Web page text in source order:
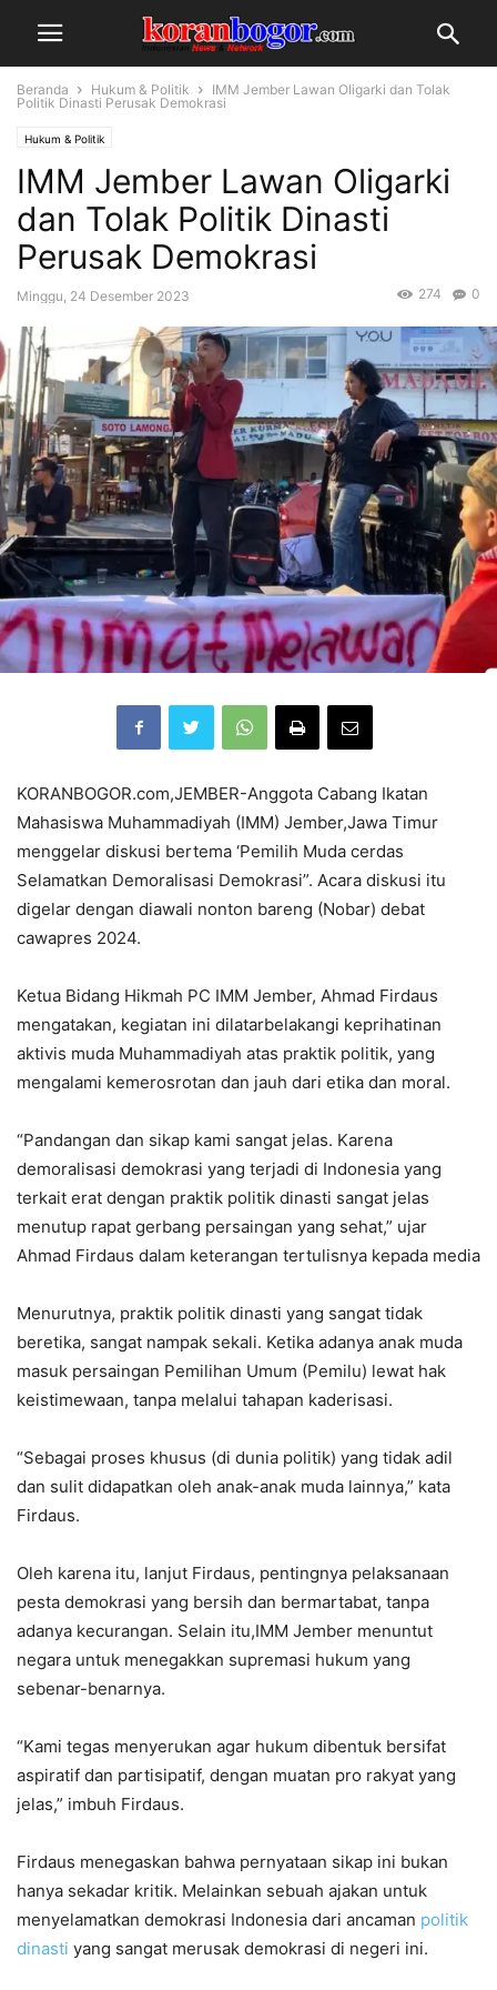
Beranda Hukum & Politik
IMM Jember Lawan Oligarki dan Tolak
Politik Dinasti Perusak Demokrasi
Hukum & Politik
IMM Jember Lawan Oligarki
dan Tolak Politik Dinasti
Perusak Demokrasi
Minggu, 24 Desember 2023 0
274
KORANBOGOR.com,JEMBER-Anggota Cabang Ikatan
Mahasiswa Muhammadiyah (IMM) Jember,Jawa Timur
menggelar diskusi bertema ‘Pemilih Muda cerdas
Selamatkan Demoralisasi Demokrasi”. Acara diskusi itu
digelar dengan diawali nonton bareng (Nobar) debat
cawapres 2024.
Ketua Bidang Hikmah PC IMM Jember, Ahmad Firdaus
mengatakan, kegiatan ini dilatarbelakangi keprihatinan
aktivis muda Muhammadiyah atas praktik politik, yang
mengalami kemerosrotan dan jauh dari etika dan moral.
“Pandangan dan sikap kami sangat jelas. Karena
demoralisasi demokrasi yang terjadi di Indonesia yang
terkait erat dengan praktik politik dinasti sangat jelas
menutup rapat gerbang persaingan yang sehat,” ujar
Ahmad Firdaus dalam keterangan tertulisnya kepada media
Menurutnya, praktik politik dinasti yang sangat tidak
beretika, sangat nampak sekali. Ketika adanya anak muda
masuk persaingan Pemilihan Umum (Pemilu) lewat hak
keistimewaan, tanpa melalui tahapan kaderisasi.
“Sebagai proses khusus (di dunia politik) yang tidak adil
dan sulit didapatkan oleh anak-anak muda lainnya,” kata
Firdaus.
Oleh karena itu, lanjut Firdaus, pentingnya pelaksanaan
pesta demokrasi yang bersih dan bermartabat, tanpa
adanya kecurangan. Selain itu,IMM Jember menuntut
negara untuk menegakkan supremasi hukum yang
sebenar-benarnya.
“Kami tegas menyerukan agar hukum dibentuk bersifat
aspiratif dan partisipatif, dengan muatan pro rakyat yang
jelas,” imbuh Firdaus.
Firdaus menegaskan bahwa pernyataan sikap ini bukan
hanya sekadar kritik. Melainkan sebuah ajakan untuk
menyelamatkan demokrasi Indonesia dari ancaman politik
dinasti yang sangat merusak demokrasi di negeri ini.